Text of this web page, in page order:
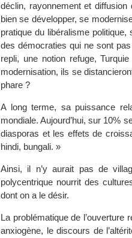
déclin, rayonnement et
bien se développer, se
pratique du libéralisme
des démocraties qui ne sont
repli, une notion refuge,
modernisation, ils se
phare ?
A long terme, sa puissance
mondiale. Aujourd’hui, sur 10%
diasporas et les effets de
hindi, bungali. »
Ainsi, il n’y aurait pas de
polycentrique nourrit des
dont on a le désir.
La problématique de
anxiogène, le discours de